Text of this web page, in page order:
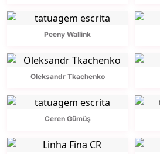
Peeny Wallink
Oleksandr Tkachenko
Ceren Gümüş